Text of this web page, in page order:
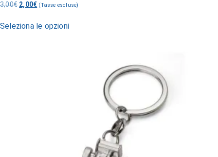
3,00€ 2,00€ (Tasse escluse)
Seleziona le opzioni